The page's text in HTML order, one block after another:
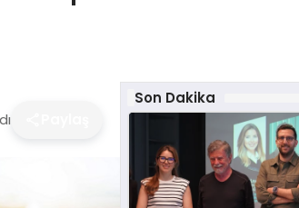
Son Dakika